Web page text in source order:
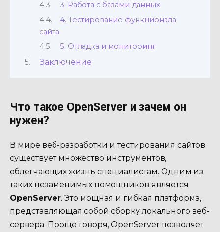
3. Работа с базами данных
4. Тестирование функционала
сайта
5. Отладка и мониторинг
Заключение
Что такое OpenServer и зачем он
нужен?
В мире веб-разработки и тестирования сайтов
существует множество инструментов,
облегчающих жизнь специалистам. Одним из
таких незаменимых помощников является
OpenServer. Это мощная и гибкая платформа,
представляющая собой сборку локального веб-
сервера. Проще говоря, OpenServer позволяет